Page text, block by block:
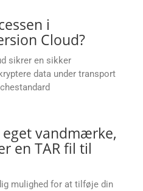
i
Cloud?
sikrer en sikker
data under transport
vandmærke,
en TAR fil til
mulighed for at tilføje din